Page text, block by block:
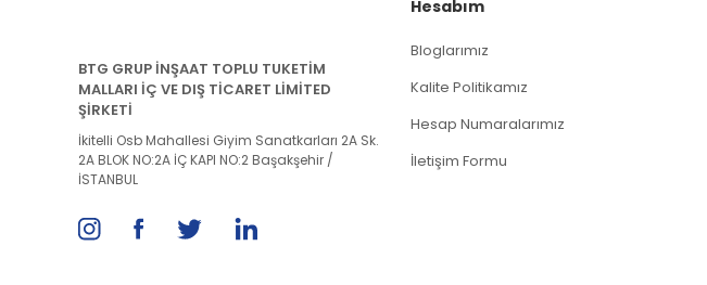
BTG GRUP İNŞAAT TOPLU TUKETİM
MALLARI İÇ VE DIŞ TİCARET LİMİTED
ŞİRKETİ
İkitelli Osb Mahallesi Giyim Sanatkarları 2A Sk.
2A BLOK NO:2A İÇ KAPI NO:2 Başakşehir /
İSTANBUL
Hesabım
Bloglarımız
Kalite Politikamız
Hesap Numaralarımız
İletişim Formu